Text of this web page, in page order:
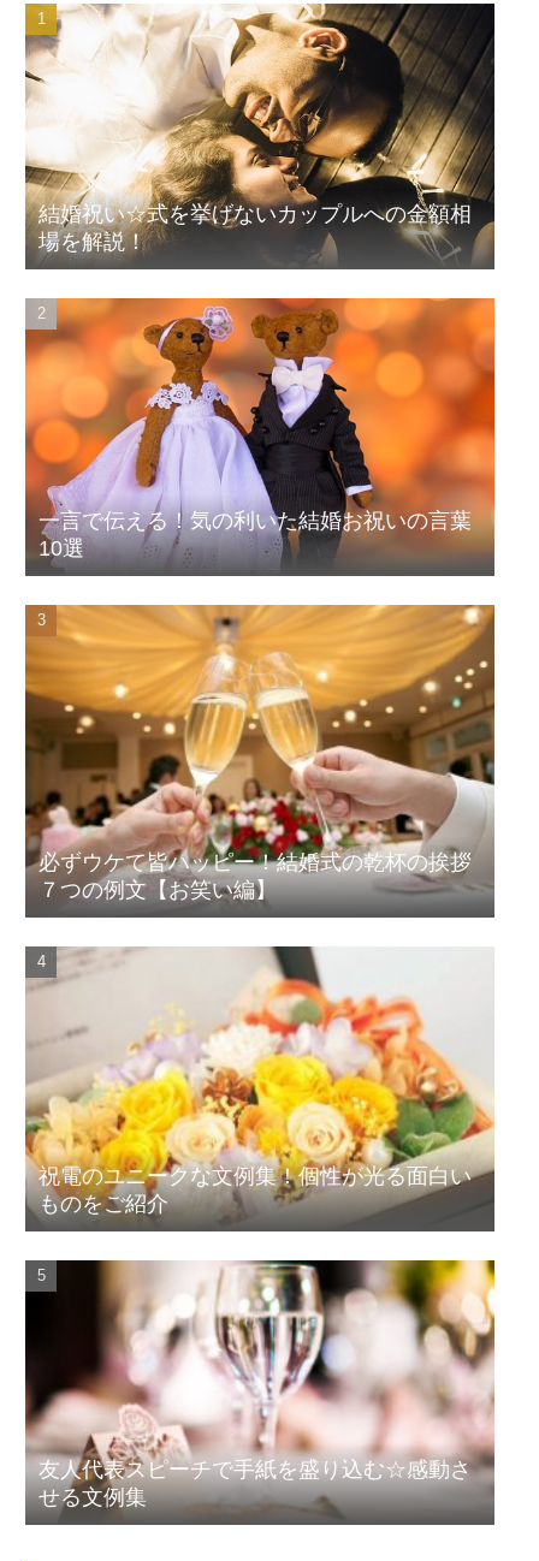
結婚祝い☆式を挙げないカップルへの金額相
場を解説！
一言で伝える！気の利いた結婚お祝いの言葉
10選
必ずウケて皆ハッピー！結婚式の乾杯の挨拶
７つの例文【お笑い編】
祝電のユニークな文例集！個性が光る面白い
ものをご紹介
友人代表スピーチで手紙を盛り込む☆感動さ
せる文例集